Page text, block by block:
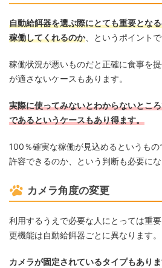
自動給餌器を選ぶ際にとても重要とな
稼働してくれるのか、というポイントで
稼働状況が悪いものだと正確に食事を
が適さないケースもあります。
実際に使ってみないとわからないとこ
であるというケースもあり得ます。
100％確実な稼働が見込めるというも
許容できるのか、という判断も必要にな
カメラ角度の変更
利用するうえで必要な人にとっては重
更機能は自動給餌器ごとに異なります。
カメラが固定されているタイプもあり